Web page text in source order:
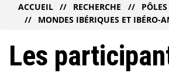
ACCUEIL RECHERCHE
MONDES IBÉRIQUES ET IBÉRO-
Les